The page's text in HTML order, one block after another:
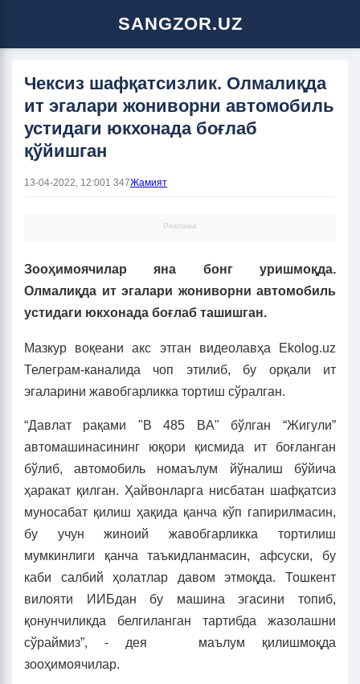
SANGZOR.UZ
Чексиз шафқатсизлик. Олмалиқда
ит эгалари жониворни автомобиль
устидаги юкхонада боғлаб
қўйишган
13-04-2022, 12:001 347Жамият
Реклама
Зооҳимоячилар яна бонг уришмоқда.
Олмалиқда ит эгалари жониворни автомобиль
устидаги юкхонада боғлаб ташишган.
Мазкур воқеани акс этган видеолавҳа Ekolog.uz
Телеграм-каналида чоп этилиб, бу орқали ит
эгаларини жавобгарликка тортиш сўралган.
“Давлат рақами "B 485 BА" бўлган “Жигули”
автомашинасининг юқори қисмида ит боғланган
бўлиб, автомобиль номаълум йўналиш бўйича
ҳаракат қилган. Ҳайвонларга нисбатан шафқатсиз
муносабат қилиш ҳақида қанча кўп гапирилмасин,
бу учун жиноий жавобгарликка тортилиш
мумкинлиги қанча таъкидланмасин, афсуски, бу
каби салбий ҳолатлар давом этмоқда. Тошкент
вилояти ИИБдан бу машина эгасини топиб,
қонунчиликда белгиланган тартибда жазолашни
сўраймиз”, - дея маълум қилишмоқда
зооҳимоячилар.